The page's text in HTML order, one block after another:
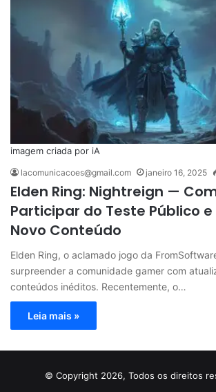
imagem criada por iA
lacomunicacoes@gmail.com janeiro 16, 2025
Elden Ring: Nightreign —
Participar do Teste Público e
Novo Conteúdo
Elden Ring, o aclamado jogo da
surpreender a comunidade gamer com
conteúdos inéditos. Recentemente, o…
Leia mais »
© Copyright 2026, Todos os direitos